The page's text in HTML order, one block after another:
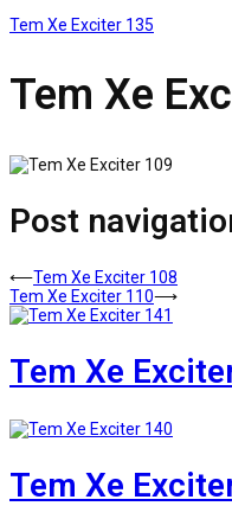
Tem Xe Exciter 135
Tem Xe
Post
⟵Tem Xe Exciter 108
Tem Xe Exciter 110⟶
Tem Xe
Tem Xe